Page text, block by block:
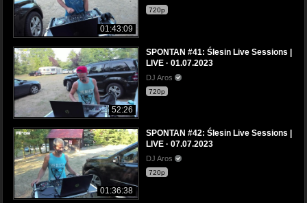
01:43:09
720p
52:26
SPONTAN #41: Ślesin Live Sessions |
LIVE · 01.07.2023
DJ Aros
720p
01:36:38
SPONTAN #42: Ślesin Live Sessions |
LIVE · 07.07.2023
DJ Aros
720p